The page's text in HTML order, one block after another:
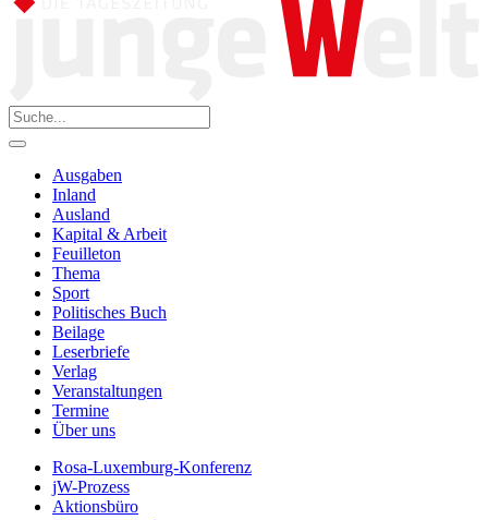
Ausgaben
Inland
Ausland
Kapital & Arbeit
Feuilleton
Thema
Sport
Politisches Buch
Beilage
Leserbriefe
Verlag
Veranstaltungen
Termine
Über uns
Rosa-Luxemburg-Konferenz
jW-Prozess
Aktionsbüro